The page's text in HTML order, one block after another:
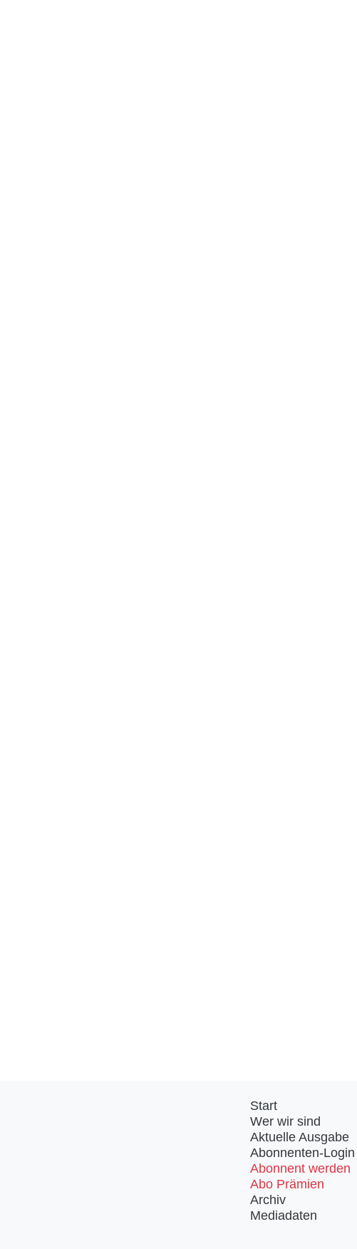
Start
Wer wir sind
Aktuelle Ausgabe
Abonnenten-Login
Abonnent werden
Abo Prämien
Archiv
Mediadaten